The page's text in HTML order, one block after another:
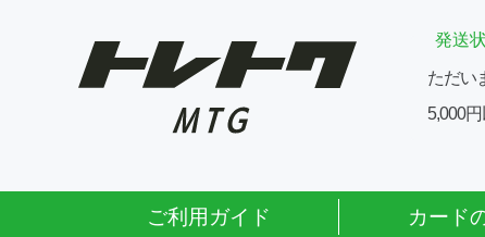
発送
ただい
5,000
ご利用ガイド カード